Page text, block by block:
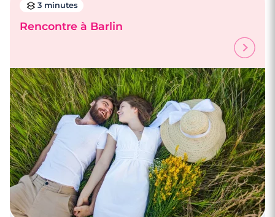
3 minutes
Rencontre à Barlin